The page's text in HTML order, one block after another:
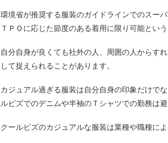
環境省が推奨する服装のガイドラインでのスー
ＴＰＯに応じた節度のある着用に限り可能という
自分自身が良くても社外の人、周囲の人からす
して捉えられることがあります。
カジュアル過ぎる服装は自分自身の印象だけで
ルビズでのデニムや半袖のＴシャツでの勤務は避
クールビズのカジュアルな服装は業種や職種に